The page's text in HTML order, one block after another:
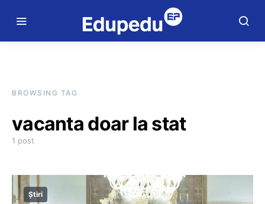
BROWSING TAG
vacanta doar la stat
1 post
Știri